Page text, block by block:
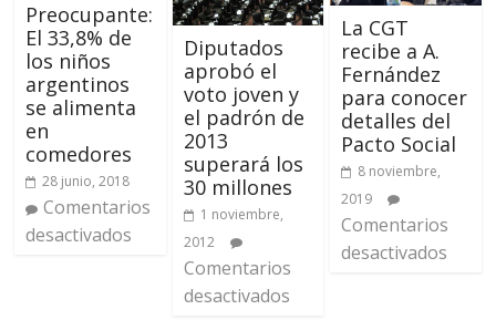
Preocupante:
El 33,8% de
los niños
argentinos
se alimenta
en
comedores
28 junio, 2018
Comentarios
desactivados
Diputados
aprobó el
voto joven y
el padrón de
2013
superará los
30 millones
1 noviembre,
2012
Comentarios
desactivados
La CGT
recibe a A.
Fernández
para conocer
detalles del
Pacto Social
8 noviembre,
2019
Comentarios
desactivados